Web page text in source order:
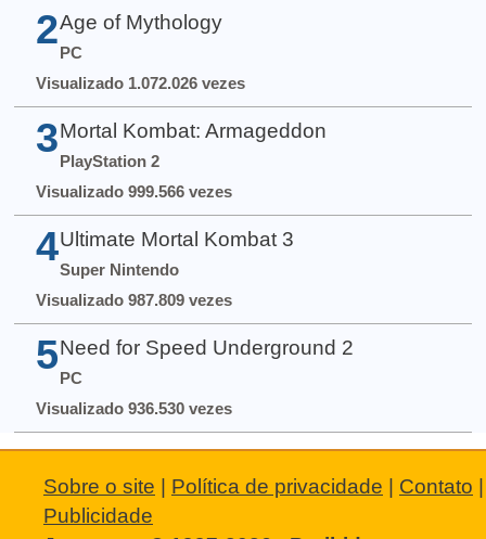
2 Age of Mythology
PC
Visualizado 1.072.026 vezes
3 Mortal Kombat: Armageddon
PlayStation 2
Visualizado 999.566 vezes
4 Ultimate Mortal Kombat 3
Super Nintendo
Visualizado 987.809 vezes
5 Need for Speed Underground 2
PC
Visualizado 936.530 vezes
Sobre o site Política de privacidade Contato
Publicidade